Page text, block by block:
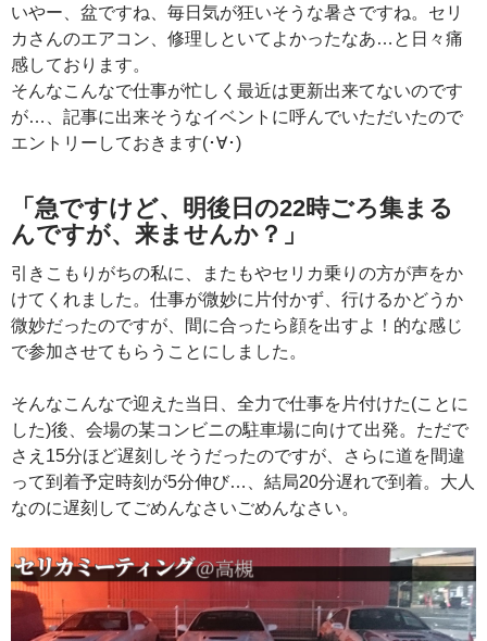
いやー、盆ですね、毎日気が狂いそうな暑さですね。セリ
カさんのエアコン、修理しといてよかったなあ…と日々痛
感しております。
そんなこんなで仕事が忙しく最近は更新出来てないのです
が…、記事に出来そうなイベントに呼んでいただいたので
エントリーしておきます(･∀･)
「急ですけど、明後日の22時ごろ集まる
んですが、来ませんか？」
引きこもりがちの私に、またもやセリカ乗りの方が声をか
けてくれました。仕事が微妙に片付かず、行けるかどうか
微妙だったのですが、間に合ったら顔を出すよ！的な感じ
で参加させてもらうことにしました。
そんなこんなで迎えた当日、全力で仕事を片付けた(ことに
した)後、会場の某コンビニの駐車場に向けて出発。ただで
さえ15分ほど遅刻しそうだったのですが、さらに道を間違
って到着予定時刻が5分伸び…、結局20分遅れで到着。大人
なのに遅刻してごめんなさいごめんなさい。